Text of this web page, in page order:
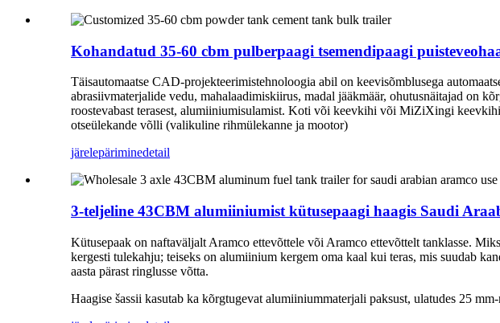
Kohandatud 35-60 cbm pulberpaagi tsemendipaagi
Täisautomaatse CAD-projekteerimistehnoloogia abil on keevisõmblusega
abrasiivmaterjalide vedu, mahalaadimiskiirus, madal jääkmäär, ohutusnäitajad on
roostevabast terasest, alumiiniumisulamist. Koti või keevkihi või MiZiXingi
otseülekande võlli (valikuline rihmülekanne ja mootor)
järelepäriminedetail
3-teljeline 43CBM alumiiniumist kütusepaagi haagis Saudi
Kütusepaak on naftaväljalt Aramco ettevõttele või Aramco ettevõttelt tanklasse.
kergesti tulekahju; teiseks on alumiinium kergem oma kaal kui teras, mis suudab
aasta pärast ringlusse võtta.
Haagise šassii kasutab ka kõrgtugevat alumiiniummaterjali paksust, ulatudes 25